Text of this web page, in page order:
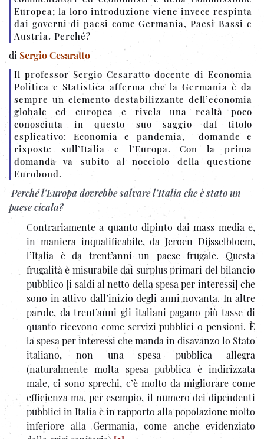
Europea; la loro introduzione viene invece respinta
dai governi di paesi come Germania, Paesi Bassi e
Austria. Perché?
di Sergio Cesaratto
Il professor Sergio Cesaratto docente di Economia
Politica e Statistica afferma che la Germania è da
sempre un elemento destabilizzante dell’economia
globale ed europea e rivela una realtà poco
conosciuta in questo suo saggio dal titolo
esplicativo: Economia e pandemia, domande e
risposte sull’Italia e l’Europa. Con la prima
domanda va subito al nocciolo della questione
Eurobond.
Perché l’Europa dovrebbe salvare l’Italia che è stato un
paese cicala?
Contrariamente a quanto dipinto dai mass media e,
in maniera inqualificabile, da Jeroen Dijsselbloem,
l’Italia è da trent’anni un paese frugale. Questa
frugalità è misurabile dai surplus primari del bilancio
pubblico [i saldi al netto della spesa per interessi] che
sono in attivo dall’inizio degli anni novanta. In altre
parole, da trent’anni gli italiani pagano più tasse di
quanto ricevono come servizi pubblici o pensioni. È
la spesa per interessi che manda in disavanzo lo Stato
italiano, non una spesa pubblica allegra
(naturalmente molta spesa pubblica è indirizzata
male, ci sono sprechi, c’è molto da migliorare come
efficienza ma, per esempio, il numero dei dipendenti
pubblici in Italia è in rapporto alla popolazione molto
inferiore alla Germania, come anche evidenziato